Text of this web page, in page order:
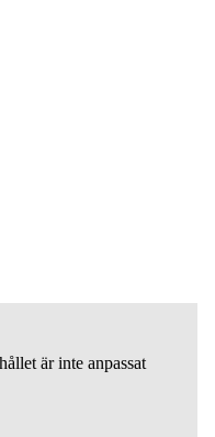
är inte anpassat